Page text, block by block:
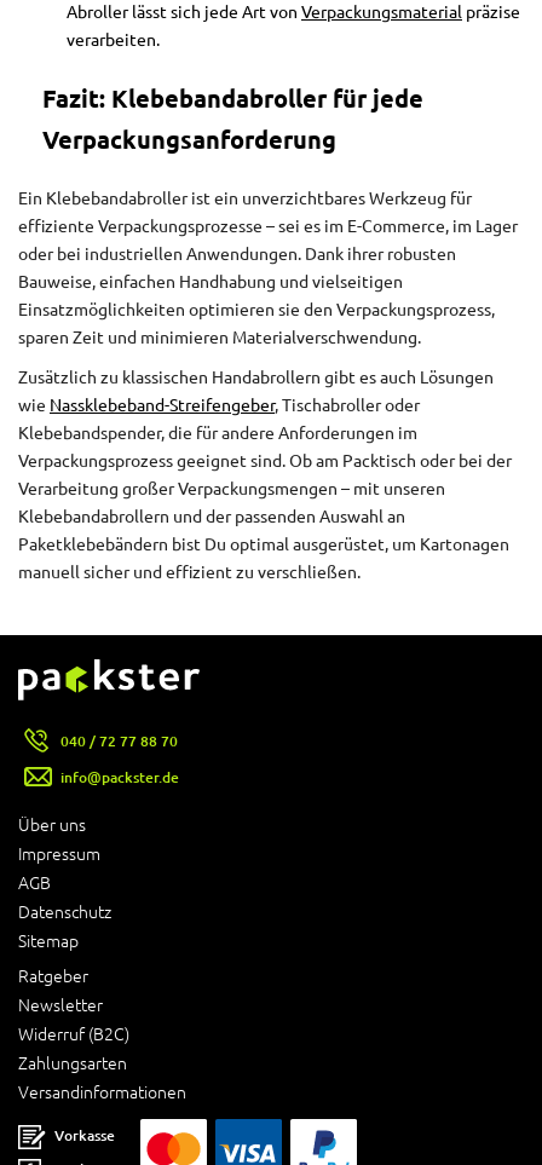
Abroller lässt sich jede Art von Verpackungsmaterial präzise
verarbeiten.
Fazit: Klebebandabroller für jede
Verpackungsanforderung
Ein Klebebandabroller ist ein unverzichtbares Werkzeug für
effiziente Verpackungsprozesse – sei es im E-Commerce, im Lager
oder bei industriellen Anwendungen. Dank ihrer robusten
Bauweise, einfachen Handhabung und vielseitigen
Einsatzmöglichkeiten optimieren sie den Verpackungsprozess,
sparen Zeit und minimieren Materialverschwendung.
Zusätzlich zu klassischen Handabrollern gibt es auch Lösungen
wie Nassklebeband-Streifengeber, Tischabroller oder
Klebebandspender, die für andere Anforderungen im
Verpackungsprozess geeignet sind. Ob am Packtisch oder bei der
Verarbeitung großer Verpackungsmengen – mit unseren
Klebebandabrollern und der passenden Auswahl an
Paketklebebändern bist Du optimal ausgerüstet, um Kartonagen
manuell sicher und effizient zu verschließen.
Über uns
Impressum
AGB
Datenschutz
Sitemap
Ratgeber
Newsletter
Widerruf (B2C)
Zahlungsarten
Versandinformationen
040 / 72 77 88 70
info@packster.de
Vorkasse